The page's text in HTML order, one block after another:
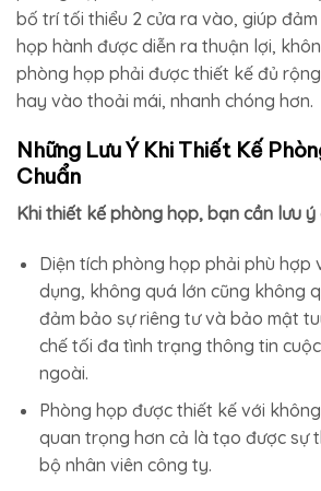
bố trí tối thiểu 2 cửa ra vào, giúp
họp hành được diễn ra thuận lợi,
phòng họp phải được thiết kế đủ
hay vào thoải mái, nhanh chóng hơn.
Những Lưu Ý Khi Thiết Kế
Chuẩn
Khi thiết kế phòng họp, bạn cần lưu
Diện tích phòng họp phải phù hợp
dụng, không quá lớn cũng không
đảm bảo sự riêng tư và bảo mật
chế tối đa tình trạng thông tin
ngoài.
Phòng họp được thiết kế với
quan trọng hơn cả là tạo được sự
bộ nhân viên công ty.